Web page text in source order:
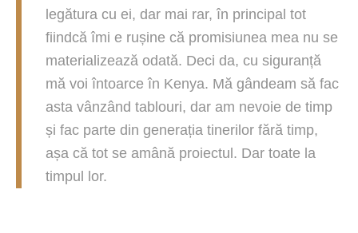
legătura cu ei, dar mai rar, în principal tot
fiindcă îmi e rușine că promisiunea mea nu se
materializează odată. Deci da, cu siguranță
mă voi întoarce în Kenya. Mă gândeam să fac
asta vânzând tablouri, dar am nevoie de timp
și fac parte din generația tinerilor fără timp,
așa că tot se amână proiectul. Dar toate la
timpul lor.